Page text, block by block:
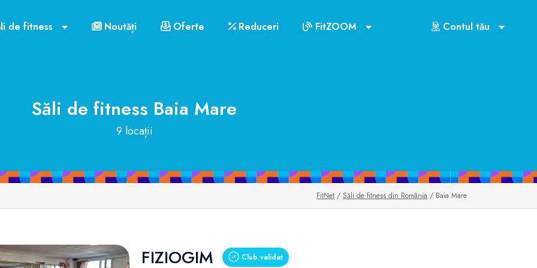
de fitness Noutăți Oferte Reduceri FitZOOM Contul tău
Săli de fitness Baia Mare
9 locații
FitNet / Săli de fitness din România / Baia Mare
FIZIOGIM Club validat